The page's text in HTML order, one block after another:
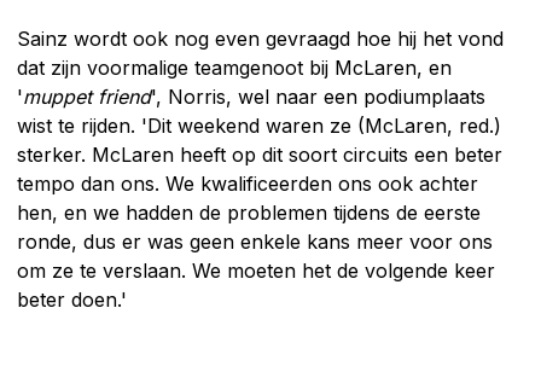
Sainz wordt ook nog even gevraagd hoe hij het vond
dat zijn voormalige teamgenoot bij McLaren, en
'muppet friend', Norris, wel naar een podiumplaats
wist te rijden. 'Dit weekend waren ze (McLaren, red.)
sterker. McLaren heeft op dit soort circuits een beter
tempo dan ons. We kwalificeerden ons ook achter
hen, en we hadden de problemen tijdens de eerste
ronde, dus er was geen enkele kans meer voor ons
om ze te verslaan. We moeten het de volgende keer
beter doen.'